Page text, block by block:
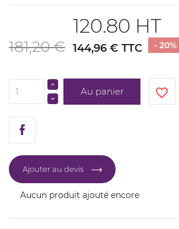
181,20 €
120.80 HT
144,96 € TTC - 20%
Au panier favorite_border
Ajouter au devis
Aucun produit ajouté encore